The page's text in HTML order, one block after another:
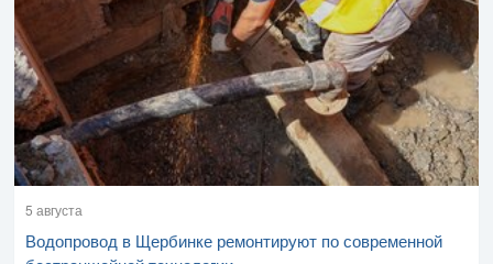
5 августа
Водопровод в Щербинке ремонтируют по современной